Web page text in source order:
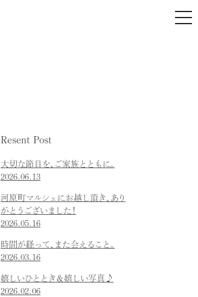
Resent Post
大切な節目を、ご家族とともに。
2026.06.13
河原町マルシェにお越し頂き、あり
がとうございました！
2026.05.16
時間が経って、また会えること。
2026.03.16
嬉しいひととき＆嬉しい写真♪
2026.02.06